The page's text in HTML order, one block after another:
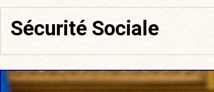
Sécurité Sociale